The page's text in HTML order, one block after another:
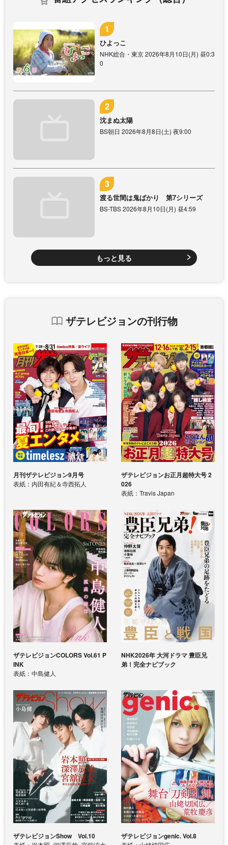
ひよっこ
NHK総合・東京 2026年8月10日(月) 昼0:3
0
沈まぬ太陽
BS朝日 2026年8月8日(土) 夜9:00
渡る世間は鬼ばかり 第7シリーズ
BS-TBS 2026年8月10日(月) 昼4:59
もっと見る
ザテレビジョンの刊行物
月刊ザテレビジョン9月号
表紙：内田有紀＆寺西拓人
ザテレビジョンお正月超特大号 2
026
表紙：Travis Japan
ザテレビジョンCOLORS Vol.61 P
INK
表紙：中島健人
NHK2026年 大河ドラマ 豊臣兄
弟！完全ナビブック
ザテレビジョンShow Vol.10 ザテレビジョンgenic. Vol.8